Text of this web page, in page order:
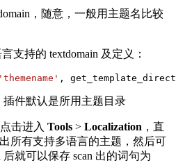
，随意，一般用主题名比较
支持的 textdomain 及定义：
'themename'
插件默认是所用主题目录
击进入 Tools > Localization ，直
所有支持多语言的主题，然后可
就可以保存 scan 出的词句为